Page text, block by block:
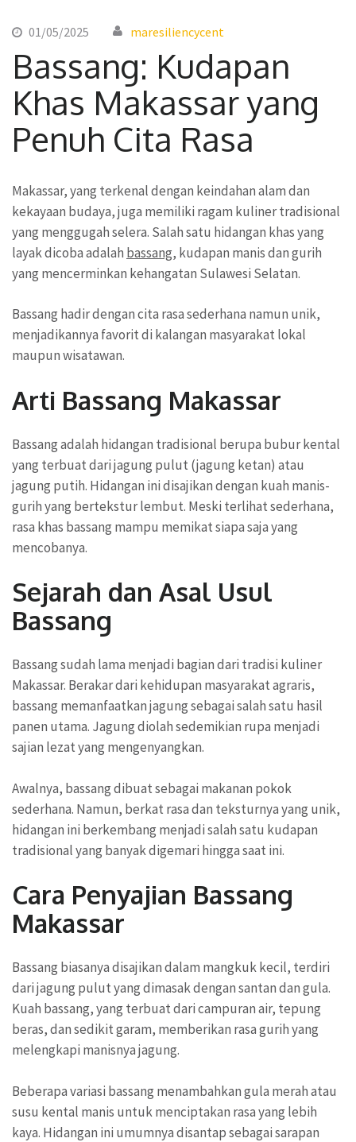
01/05/2025 maresiliencycent
Bassang: Kudapan
Khas Makassar yang
Penuh Cita Rasa
Makassar, yang terkenal dengan keindahan alam dan
kekayaan budaya, juga memiliki ragam kuliner tradisional
yang menggugah selera. Salah satu hidangan khas yang
layak dicoba adalah bassang, kudapan manis dan gurih
yang mencerminkan kehangatan Sulawesi Selatan.
Bassang hadir dengan cita rasa sederhana namun unik,
menjadikannya favorit di kalangan masyarakat lokal
maupun wisatawan.
Arti Bassang Makassar
Bassang adalah hidangan tradisional berupa bubur kental
yang terbuat dari jagung pulut (jagung ketan) atau
jagung putih. Hidangan ini disajikan dengan kuah manis-
gurih yang bertekstur lembut. Meski terlihat sederhana,
rasa khas bassang mampu memikat siapa saja yang
mencobanya.
Sejarah dan Asal Usul
Bassang
Bassang sudah lama menjadi bagian dari tradisi kuliner
Makassar. Berakar dari kehidupan masyarakat agraris,
bassang memanfaatkan jagung sebagai salah satu hasil
panen utama. Jagung diolah sedemikian rupa menjadi
sajian lezat yang mengenyangkan.
Awalnya, bassang dibuat sebagai makanan pokok
sederhana. Namun, berkat rasa dan teksturnya yang unik,
hidangan ini berkembang menjadi salah satu kudapan
tradisional yang banyak digemari hingga saat ini.
Cara Penyajian Bassang
Makassar
Bassang biasanya disajikan dalam mangkuk kecil, terdiri
dari jagung pulut yang dimasak dengan santan dan gula.
Kuah bassang, yang terbuat dari campuran air, tepung
beras, dan sedikit garam, memberikan rasa gurih yang
melengkapi manisnya jagung.
Beberapa variasi bassang menambahkan gula merah atau
susu kental manis untuk menciptakan rasa yang lebih
kaya. Hidangan ini umumnya disantap sebagai sarapan